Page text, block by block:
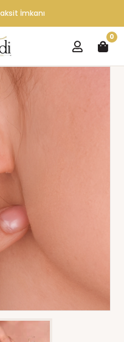
İmkanı
0